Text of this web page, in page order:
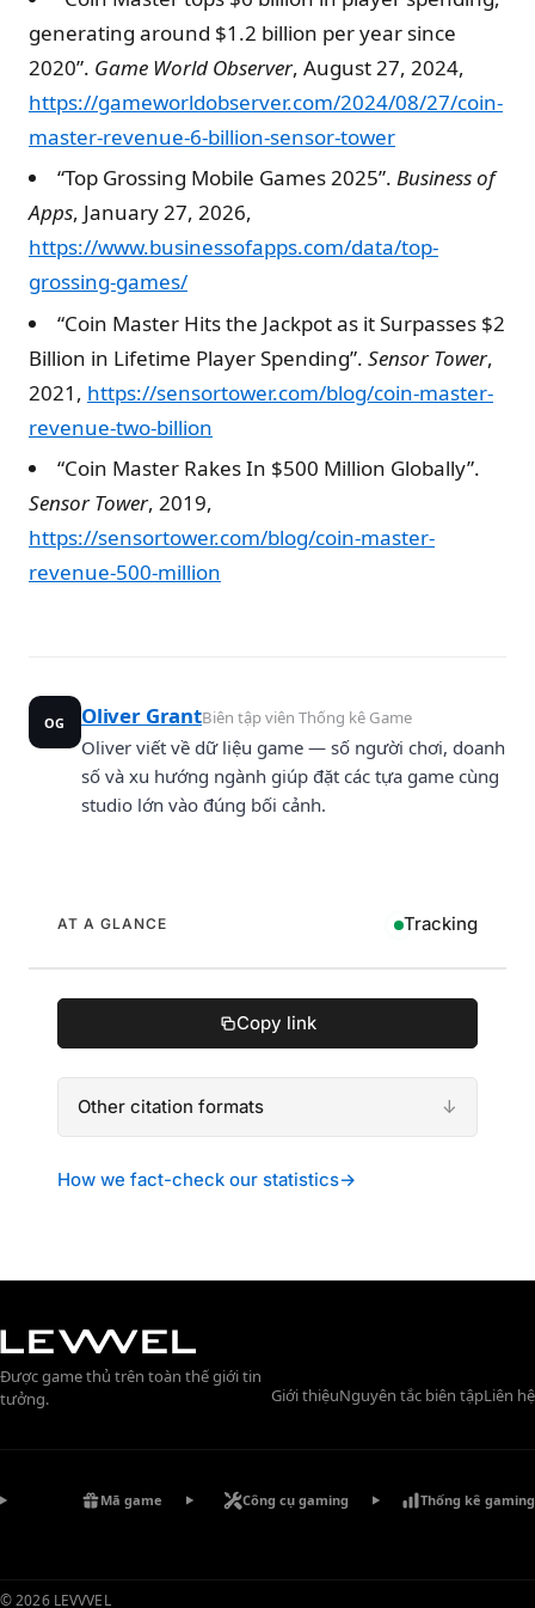
generating around $1.2 billion per year since
2020”. Game World Observer, August 27, 2024,
https://gameworldobserver.com/2024/08/27/coin-
master-revenue-6-billion-sensor-tower
“Top Grossing Mobile Games 2025”. Business of
Apps, January 27, 2026,
https://www.businessofapps.com/data/top-
grossing-games/
“Coin Master Hits the Jackpot as it Surpasses $2
Billion in Lifetime Player Spending”. Sensor Tower,
2021, https://sensortower.com/blog/coin-master-
revenue-two-billion
“Coin Master Rakes In $500 Million Globally”.
Sensor Tower, 2019,
https://sensortower.com/blog/coin-master-
revenue-500-million
OG Oliver GrantBiên tập viên Thống kê Game
Oliver viết về dữ liệu game — số người chơi, doanh
số và xu hướng ngành giúp đặt các tựa game cùng
studio lớn vào đúng bối cảnh.
AT A GLANCE Tracking
Copy link
Other citation formats
How we fact-check our statistics→
Được game thủ trên toàn thế giới tin
tưởng.
Giới thiệuNguyên tắc biên tậpLiên hệ
Mã game Công cụ gaming Thống kê gaming
© 2026 LEVVVEL